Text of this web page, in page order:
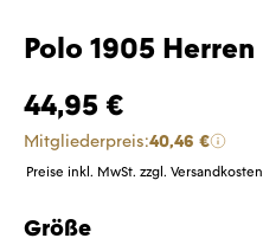
Polo 1905 Herren
44,95 €
Mitgliederpreis:40,46 €
Preise inkl. MwSt. zzgl. Versandkosten
Größe
auswählen